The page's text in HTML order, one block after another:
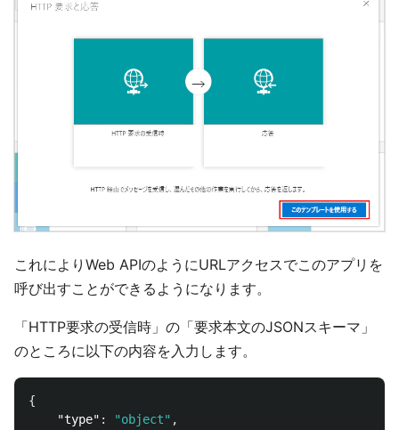
これによりWeb APIのようにURLアクセスでこのアプリを
呼び出すことができるようになります。
「HTTP要求の受信時」の「要求本文のJSONスキーマ」
のところに以下の内容を入力します。
{
"type" : "object" ,